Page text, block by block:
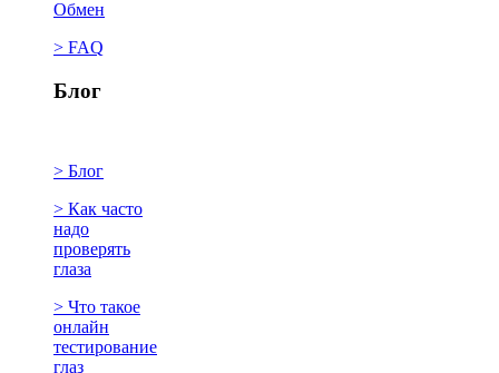
Обмен
> FAQ
Блог
> Блог
> Как часто
надо
проверять
глаза
> Что такое
онлайн
тестирование
глаз